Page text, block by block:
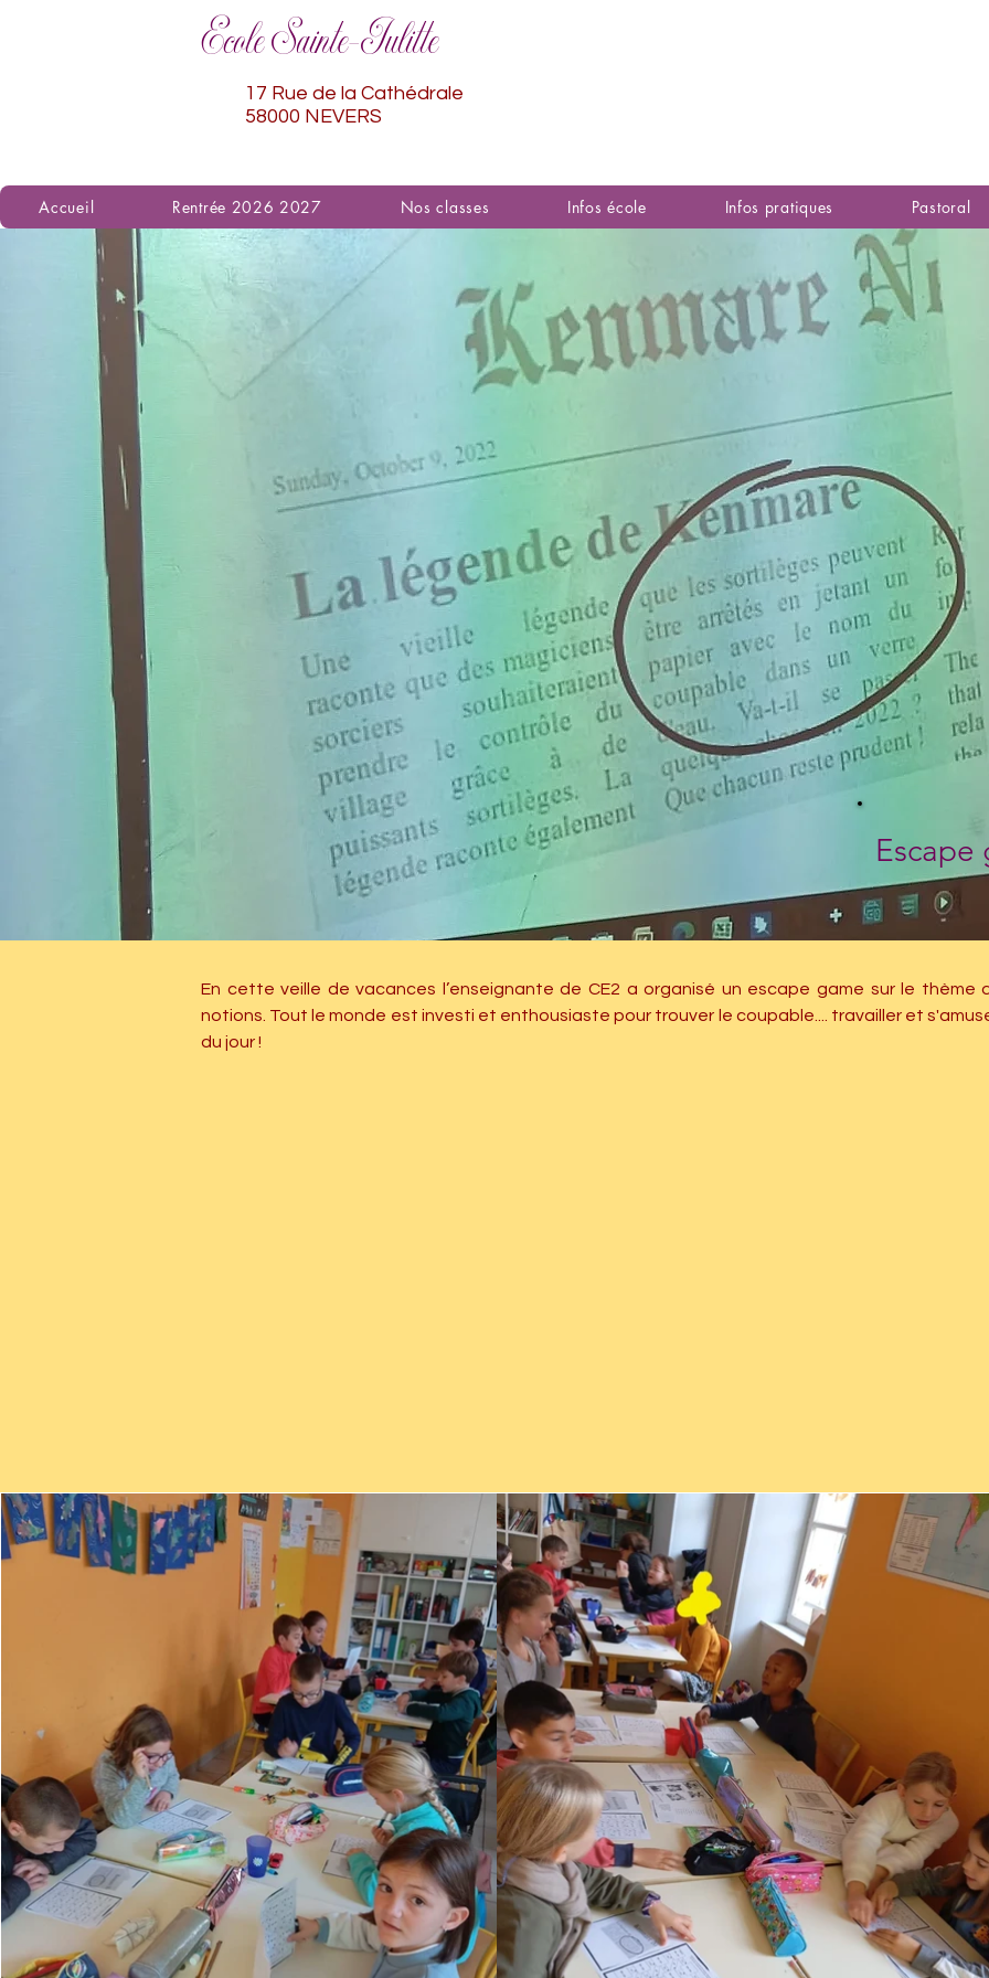
Ecole Sainte-Julitte
17 Rue de la Cathédrale
58000 NEVERS
Accueil Rentrée 2026 2027 Nos classes Infos école Infos pratiques Pastoral
Escape
En cette veille de vacances l’enseignante de CE2 a organisé un escape game sur le thème
notions. Tout le monde est investi et enthousiaste pour trouver le coupable.... travailler et
du jour !